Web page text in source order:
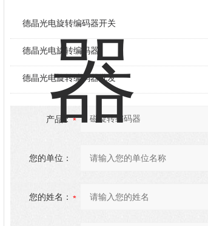
德晶光电旋转编码器开关
德晶光电旋转编码器
德晶光电旋转编码器批发
产品：
您的单位：
您的姓名：